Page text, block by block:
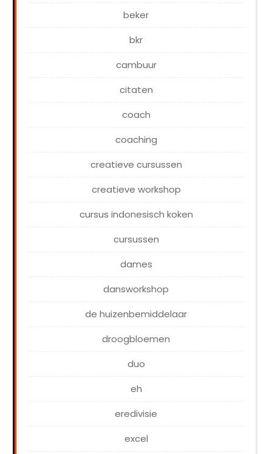
beker
bkr
cambuur
citaten
coach
coaching
creatieve cursussen
creatieve workshop
cursus indonesisch koken
cursussen
dames
dansworkshop
de huizenbemiddelaar
droogbloemen
duo
eh
eredivisie
excel